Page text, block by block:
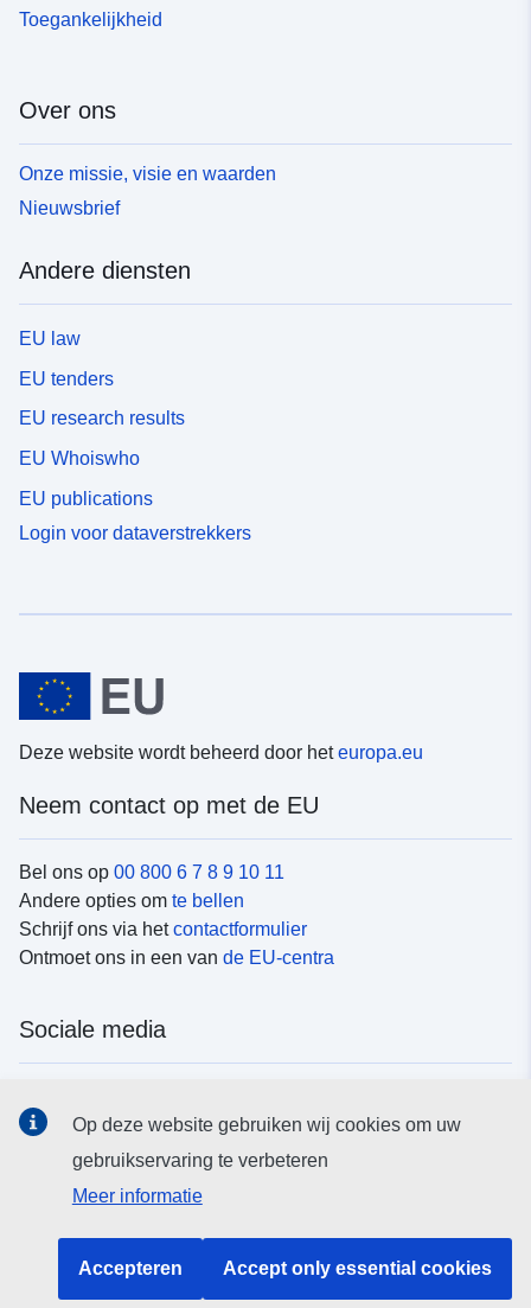
Toegankelijkheid
Over ons
Onze missie, visie en waarden
Nieuwsbrief
Andere diensten
EU law
EU tenders
EU research results
EU Whoiswho
EU publications
Login voor dataverstrekkers
Deze website wordt beheerd door heteuropa.eu
Neem contact op met de EU
Bel ons op 00 800 6 7 8 9 10 11
Andere opties om te bellen
Schrijf ons via hetcontactformulier
Ontmoet ons in een van de EU-centra
Sociale media
EU-instellingen en -organen
Op deze website gebruiken wij cookies om uw
gebruikservaring te verbeteren
Meer informatie
Accepteren Accept only essential cookies